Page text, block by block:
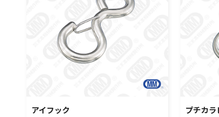
アイフック
プチカ